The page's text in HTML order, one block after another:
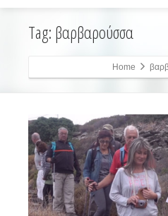
Tag: βαρβαρούσσα
Home